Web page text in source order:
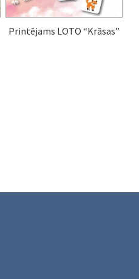
Printējams LOTO “Krāsas”